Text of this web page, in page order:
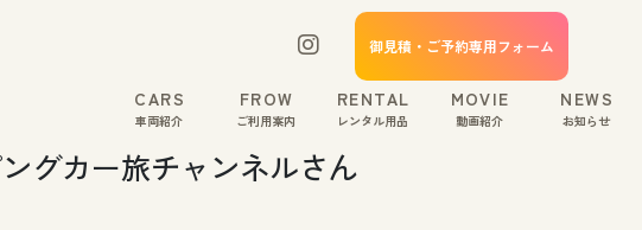
御見積・ご予約専用フォーム
CARS
車両紹介
FROW
ご利用案内
RENTAL
レンタル用品
MOVIE
動画紹介
NEWS
お知らせ
グカー旅チャンネルさん